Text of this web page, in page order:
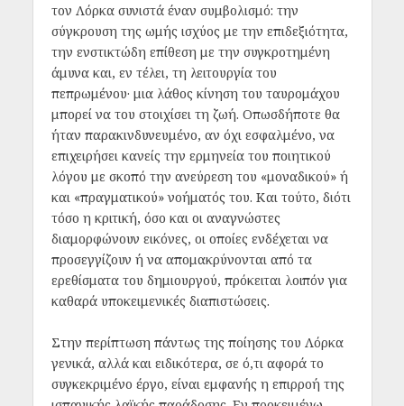
τον Λόρκα συνιστά έναν συμβολισμό: την
σύγκρουση της ωμής ισχύος με την επιδεξιότητα,
την ενστικτώδη επίθεση με την συγκροτημένη
άμυνα και, εν τέλει, τη λειτουργία του
πεπρωμένου· μια λάθος κίνηση του ταυρομάχου
μπορεί να του στοιχίσει τη ζωή. Οπωσδήποτε θα
ήταν παρακινδυνευμένο, αν όχι εσφαλμένο, να
επιχειρήσει κανείς την ερμηνεία του ποιητικού
λόγου με σκοπό την ανεύρεση του «μοναδικού» ή
και «πραγματικού» νοήματός του. Και τούτο, διότι
τόσο η κριτική, όσο και οι αναγνώστες
διαμορφώνουν εικόνες, οι οποίες ενδέχεται να
προσεγγίζουν ή να απομακρύνονται από τα
ερεθίσματα του δημιουργού, πρόκειται λοιπόν για
καθαρά υποκειμενικές διαπιστώσεις.
Στην περίπτωση πάντως της ποίησης του Λόρκα
γενικά, αλλά και ειδικότερα, σε ό,τι αφορά το
συγκεκριμένο έργο, είναι εμφανής η επιρροή της